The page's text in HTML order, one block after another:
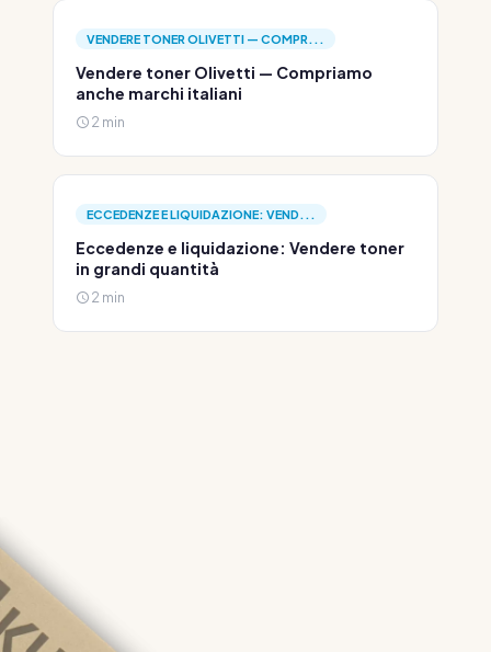
VENDERE TONER OLIVETTI — COMPR...
Vendere toner Olivetti — Compriamo
anche marchi italiani
2 min
ECCEDENZE E LIQUIDAZIONE: VEND...
Eccedenze e liquidazione: Vendere toner
in grandi quantità
2 min